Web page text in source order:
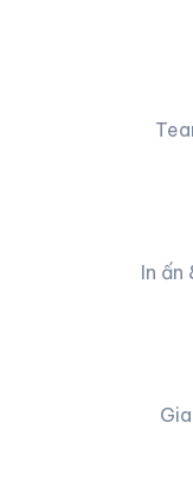
In ấn